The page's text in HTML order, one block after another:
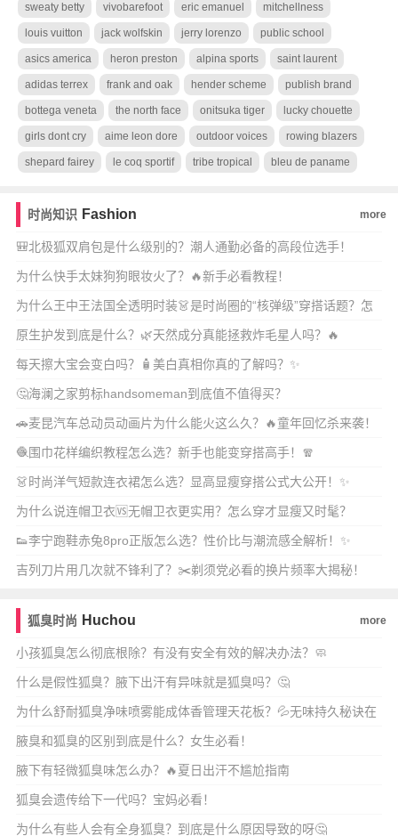
sweaty betty vivobarefoot eric emanuel mitchellness
louis vuitton jack wolfskin jerry lorenzo public school
asics america heron preston alpina sports saint laurent
adidas terrex frank and oak hender scheme publish brand
bottega veneta the north face onitsuka tiger lucky chouette
girls dont cry aime leon dore outdoor voices rowing blazers
shepard fairey le coq sportif tribe tropical bleu de paname
时尚知识 Fashion more
🎒北极狐双肩包是什么级别的？潮人通勤必备的高段位选手！
为什么快手太妹狗狗眼妆火了？🔥新手必看教程！
为什么王中王法国全透明时装👗是时尚圈的“核弹级”穿搭话题？怎
么穿才不踩雷又高
原生护发到底是什么？🌿天然成分真能拯救炸毛星人吗？🔥
每天擦大宝会变白吗？🧴美白真相你真的了解吗？✨
🤔海澜之家剪标handsomeman到底值不值得买？
🚗麦昆汽车总动员动画片为什么能火这么久？🔥童年回忆杀来袭！
🧶围巾花样编织教程怎么选？新手也能变穿搭高手！🧣
👗时尚洋气短款连衣裙怎么选？显高显瘦穿搭公式大公开！✨
为什么说连帽卫衣🆚无帽卫衣更实用？怎么穿才显瘦又时髦？
👟李宁跑鞋赤兔8pro正版怎么选？性价比与潮流感全解析！✨
吉列刀片用几次就不锋利了？✂️剃须党必看的换片频率大揭秘！
狐臭时尚 Huchou more
小孩狐臭怎么彻底根除？有没有安全有效的解决办法？🧼
什么是假性狐臭？腋下出汗有异味就是狐臭吗？🤔
为什么舒耐狐臭净味喷雾能成体香管理天花板？💦无味持久秘诀在
哪？✨
腋臭和狐臭的区别到底是什么？女生必看！
腋下有轻微狐臭味怎么办？🔥夏日出汗不尴尬指南
狐臭会遗传给下一代吗？宝妈必看！
为什么有些人会有全身狐臭？到底是什么原因导致的呀🤔